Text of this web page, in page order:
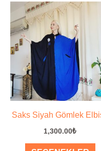
Saks Siyah Gömlek
1,300.00₺